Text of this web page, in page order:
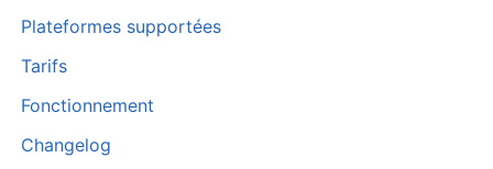
Plateformes supportées
Tarifs
Fonctionnement
Changelog